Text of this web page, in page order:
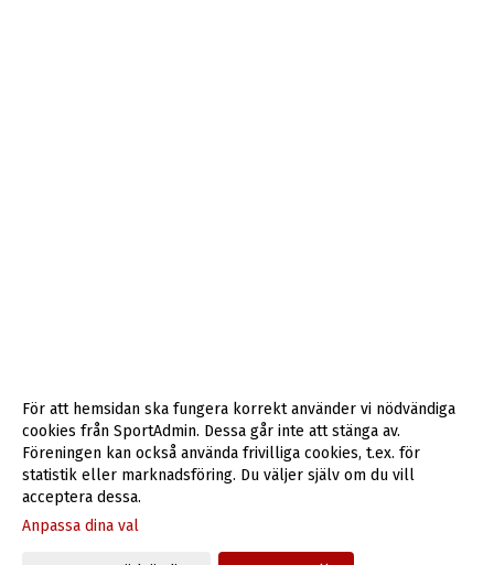
Gå till Webbversion
För att hemsidan ska fungera korrekt använder vi nödvändiga
cookies från SportAdmin. Dessa går inte att stänga av.
Föreningen kan också använda frivilliga cookies, t.ex. för
statistik eller marknadsföring. Du väljer själv om du vill
acceptera dessa.
Anpassa dina val